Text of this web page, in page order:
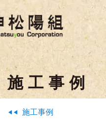
施工事例
施工事例